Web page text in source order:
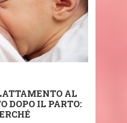
AL
DOPO IL PARTO: